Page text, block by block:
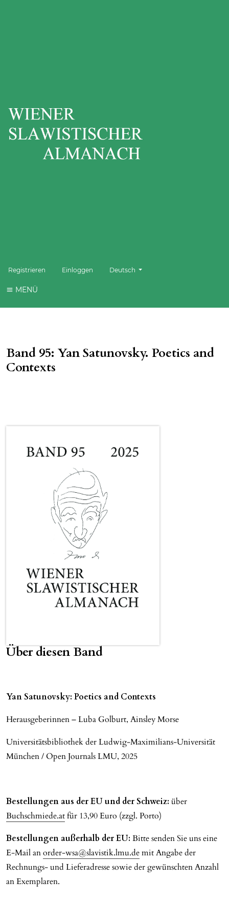
Registrieren Einloggen Sprache wechseln. Die aktuelle
Deutsch
MENÜ
Band 95: Yan Satunovsky. Poetics and
Contexts
Über diesen Band
Yan Satunovsky: Poetics and Contexts
Herausgeberinnen – Luba Golburt, Ainsley Morse
Universitätsbibliothek der Ludwig-Maximilians-Universität
München / Open Journals LMU, 2025
Bestellungen aus der EU und der Schweiz: über
Buchschmiede.atfür 13,90 Euro (zzgl. Porto)
Bestellungen außerhalb der EU: Bitte senden Sie uns eine
E-Mail anorder-wsa@slavistik.lmu.demit Angabe der
Rechnungs- und Lieferadresse sowie der gewünschten Anzahl
an Exemplaren.